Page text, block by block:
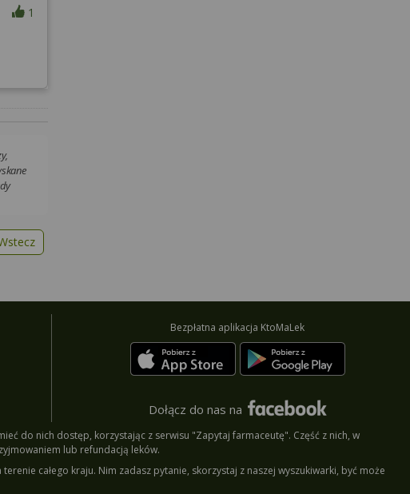
1
Bezpłatna aplikacja KtoMaLek
Dołącz do nas na
do nich dostęp, korzystając z serwisu "Zapytaj farmaceutę". Część z nich, w
lub refundacją leków.
całego kraju. Nim zadasz pytanie, skorzystaj z naszej wyszukiwarki, być może